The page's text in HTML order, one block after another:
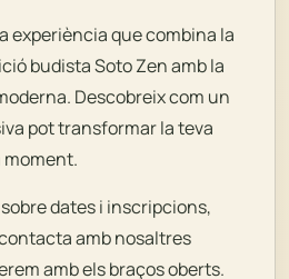
experiència que combina la
budista Soto Zen amb la
Descobreix com un
pot transformar la teva
moment.
dates i inscripcions,
amb nosaltres
amb els braços oberts.